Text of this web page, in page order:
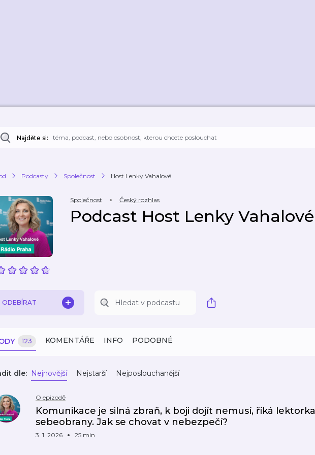
Najděte si:
Podcasty Společnost Host Lenky Vahalové
Společnost Český rozhlas
Podcast Host Lenky Vahalové
ODEBÍRAT
123 KOMENTÁŘE INFO PODOBNÉ
dle: Nejnovější Nejstarší Nejposlouchanější
O epizodě
Komunikace je silná zbraň, k boji dojít nemusí, říká lektorka
sebeobrany. Jak se chovat v nebezpečí?
3. 1. 2026 25 min